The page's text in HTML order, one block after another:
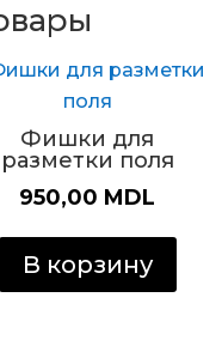
Фишки для
разметки поля
950,00 MDL
В корзину